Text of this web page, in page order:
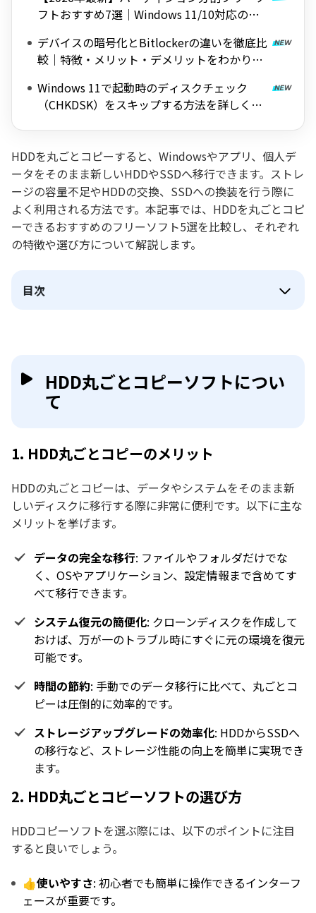
フトおすすめ7選｜Windows 11/10対応の無
デバイスの暗号化とBitlockerの違いを徹底比
較｜特徴・メリット・デメリットをわかりや
Windows 11で起動時のディスクチェック
（CHKDSK）をスキップする方法を詳しく解
HDDを丸ごとコピーすると、Windowsやアプリ、個人デ
ータをそのまま新しいHDDやSSDへ移行できます。ストレ
ージの容量不足やHDDの交換、SSDへの換装を行う際に
よく利用される方法です。本記事では、HDDを丸ごとコピ
ーできるおすすめのフリーソフト5選を比較し、それぞれ
の特徴や選び方について解説します。
目次
HDD丸ごとコピーソフトについ
て
1. HDD丸ごとコピーのメリット
HDDの丸ごとコピーは、データやシステムをそのまま新
しいディスクに移行する際に非常に便利です。以下に主な
メリットを挙げます。
データの完全な移行: ファイルやフォルダだけでな
く、OSやアプリケーション、設定情報まで含めてす
べて移行できます。
システム復元の簡便化: クローンディスクを作成して
おけば、万が一のトラブル時にすぐに元の環境を復元
可能です。
時間の節約: 手動でのデータ移行に比べて、丸ごとコ
ピーは圧倒的に効率的です。
ストレージアップグレードの効率化: HDDからSSDへ
の移行など、ストレージ性能の向上を簡単に実現でき
ます。
2. HDD丸ごとコピーソフトの選び方
HDDコピーソフトを選ぶ際には、以下のポイントに注目
すると良いでしょう。
👍使いやすさ: 初心者でも簡単に操作できるインターフ
ェースが重要です。